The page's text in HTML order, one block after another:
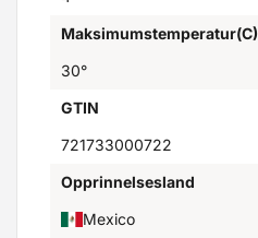
Maksimumstemperatur(C)
30°
GTIN
721733000722
Opprinnelsesland
Mexico